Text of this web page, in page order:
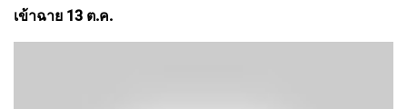
เข้าฉาย 13 ต.ค.